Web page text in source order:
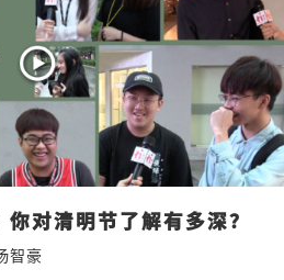
对清明节了解有多深？
智豪